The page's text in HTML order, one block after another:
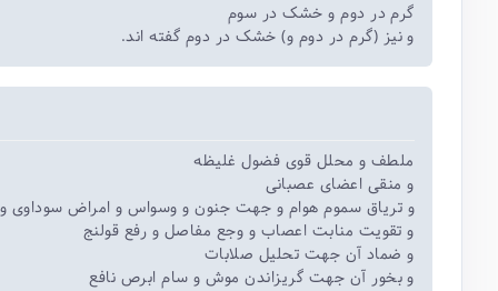
گرم در دوم و خشک در سوم
و نیز (گرم در دوم و) خشک در دوم گفته اند.
ملطف و محلل قوی فضول غلیظه
و منقی اعضای عصبانی
و تریاق سموم هوام و جهت جنون و وسواس و امراض سوداوی
و تقویت منابت اعصاب و وجع مفاصل و رفع قولنج
و ضماد آن جهت تحلیل صلابات
و بخور آن جهت گریزاندن موش و سام ابرص نافع